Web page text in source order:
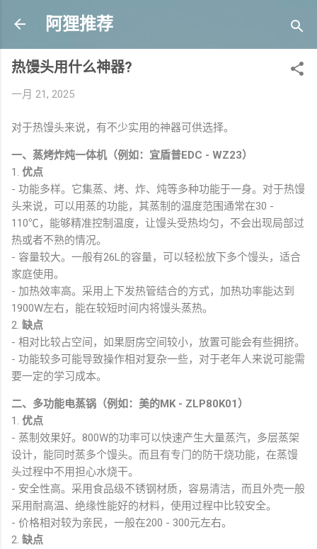
阿狸推荐
热馒头用什么神器?
一月 21, 2025
对于热馒头来说，有不少实用的神器可供选择。
一、蒸烤炸炖一体机（例如：宜盾普EDC - WZ23）
1. 优点
- 功能多样。它集蒸、烤、炸、炖等多种功能于一身。对于热馒
头来说，可以用蒸的功能，其蒸制的温度范围通常在30 -
110℃，能够精准控制温度，让馒头受热均匀，不会出现局部过
热或者不熟的情况。
- 容量较大。一般有26L的容量，可以轻松放下多个馒头，适合
家庭使用。
- 加热效率高。采用上下发热管结合的方式，加热功率能达到
1900W左右，能在较短时间内将馒头蒸热。
2. 缺点
- 相对比较占空间，如果厨房空间较小，放置可能会有些拥挤。
- 功能较多可能导致操作相对复杂一些，对于老年人来说可能需
要一定的学习成本。
二、多功能电蒸锅（例如：美的MK - ZLP80K01）
1. 优点
- 蒸制效果好。800W的功率可以快速产生大量蒸汽，多层蒸架
设计，能同时蒸多个馒头。而且有专门的防干烧功能，在蒸馒
头过程中不用担心水烧干。
- 安全性高。采用食品级不锈钢材质，容易清洁，而且外壳一般
采用耐高温、绝缘性能好的材料，使用过程中比较安全。
- 价格相对较为亲民，一般在200 - 300元左右。
2. 缺点